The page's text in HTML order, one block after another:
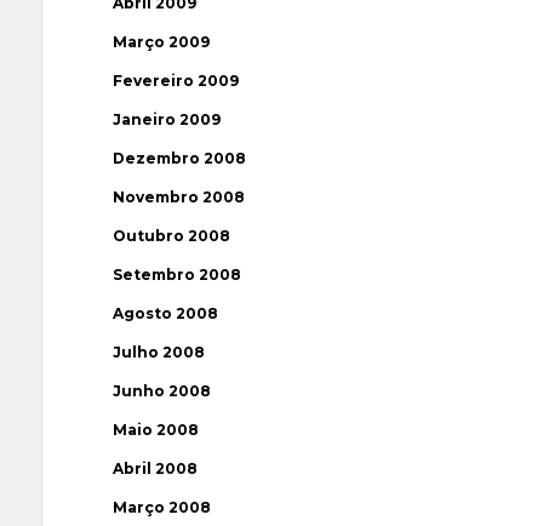
Março 2009
Fevereiro 2009
Janeiro 2009
Dezembro 2008
Novembro 2008
Outubro 2008
Setembro 2008
Agosto 2008
Julho 2008
Junho 2008
Maio 2008
Abril 2008
Março 2008